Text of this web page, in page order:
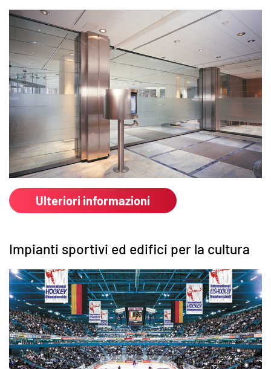
Ulteriori informazioni
Impianti sportivi ed edifici per la cultura